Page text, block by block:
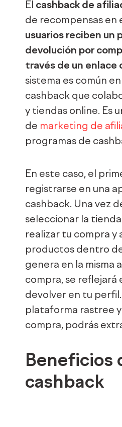
El cashback de
de recompensas en
usuarios reciben un
devolución por
través de un enlace
sistema es común
cashback que
y tiendas online. Es
de marketing de
programas de
En este caso, el
registrarse en una
cashback. Una vez
seleccionar la
realizar tu compra y
productos dentro
genera en la misma
compra, se reflejará
devolver en tu
plataforma rastree
compra, podrás
Beneficios
cashback